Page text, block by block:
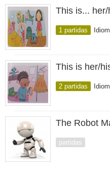
This is... her/
1 partidas
This is her/
2 partidas
The Robot
partidas